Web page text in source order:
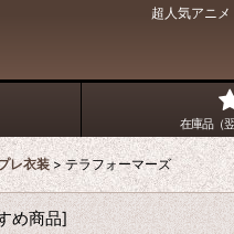
超人気アニ
在庫品（
レ衣装 > テラフォーマーズ
め商品]